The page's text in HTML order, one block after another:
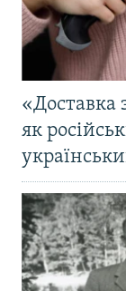
«Доставка
як